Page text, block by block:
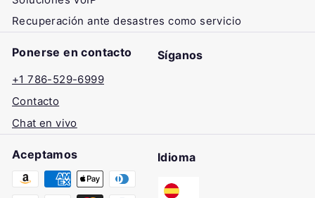
Recuperación ante desastres como servicio
Ponerse en contacto
+1 786-529-6999
Contacto
Chat en vivo
Síganos
Aceptamos Idioma